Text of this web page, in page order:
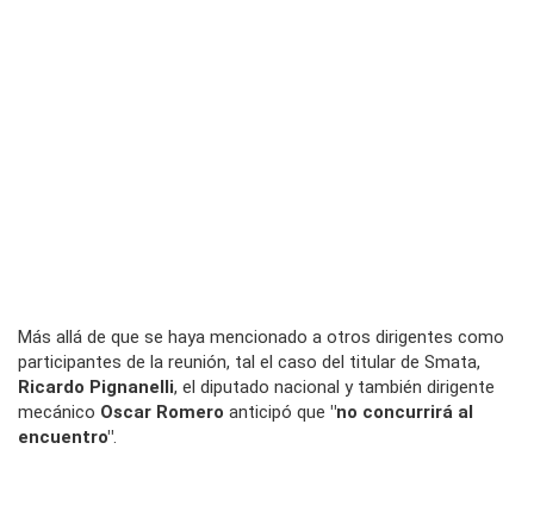
Más allá de que se haya mencionado a otros dirigentes como
participantes de la reunión, tal el caso del titular de Smata,
Ricardo Pignanelli, el diputado nacional y también dirigente
mecánico Oscar Romero anticipó que "no concurrirá al
encuentro".